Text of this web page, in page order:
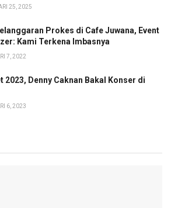
25, 2025
Prokes di Cafe Juwana, Event
Kami Terkena Imbasnya
7, 2022
2023, Denny Caknan Bakal Konser di
6, 2023